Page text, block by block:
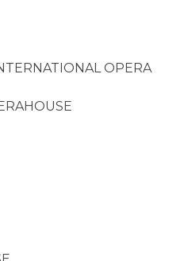
OPERA